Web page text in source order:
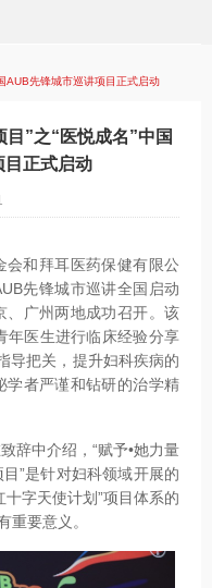
AUB先锋城市巡讲项目正式启动
”之“医悦成名”中国
正式启动
和拜耳医药保健有限公
先锋城市巡讲全国启动
、广州两地成功召开。该
年医生进行临床经验分享
导把关，提升妇科疾病的
学者严谨和钻研的治学精
辞中介绍，“赋予•她力量
”是针对妇科领域开展的
字天使计划”项目体系的
重要意义。